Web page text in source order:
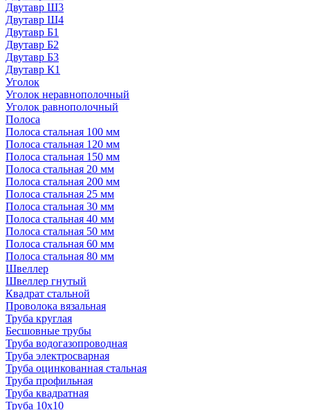
Двутавр Ш3
Двутавр Ш4
Двутавр Б1
Двутавр Б2
Двутавр Б3
Двутавр К1
Уголок
Уголок неравнополочный
Уголок равнополочный
Полоса
Полоса стальная 100 мм
Полоса стальная 120 мм
Полоса стальная 150 мм
Полоса стальная 20 мм
Полоса стальная 200 мм
Полоса стальная 25 мм
Полоса стальная 30 мм
Полоса стальная 40 мм
Полоса стальная 50 мм
Полоса стальная 60 мм
Полоса стальная 80 мм
Швеллер
Швеллер гнутый
Квадрат стальной
Проволока вязальная
Труба круглая
Бесшовные трубы
Труба водогазопроводная
Труба электросварная
Труба оцинкованная стальная
Труба профильная
Труба квадратная
Труба 10x10